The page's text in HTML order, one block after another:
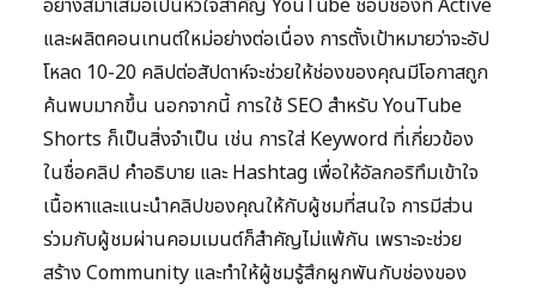
อย่างสม่ำเสมอเป็นหัวใจสำคัญ YouTube ชอบช่องที่ Active
และผลิตคอนเทนต์ใหม่อย่างต่อเนื่อง การตั้งเป้าหมายว่าจะอัป
โหลด 10-20 คลิปต่อสัปดาห์จะช่วยให้ช่องของคุณมีโอกาสถูก
ค้นพบมากขึ้น นอกจากนี้ การใช้ SEO สำหรับ YouTube
Shorts ก็เป็นสิ่งจำเป็น เช่น การใส่ Keyword ที่เกี่ยวข้อง
ในชื่อคลิป คำอธิบาย และ Hashtag เพื่อให้อัลกอริทึมเข้าใจ
เนื้อหาและแนะนำคลิปของคุณให้กับผู้ชมที่สนใจ การมีส่วน
ร่วมกับผู้ชมผ่านคอมเมนต์ก็สำคัญไม่แพ้กัน เพราะจะช่วย
สร้าง Community และทำให้ผู้ชมรู้สึกผูกพันกับช่องของ